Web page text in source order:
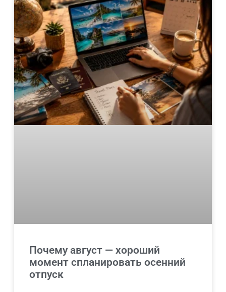
Почему август — хороший
момент спланировать осенний
отпуск